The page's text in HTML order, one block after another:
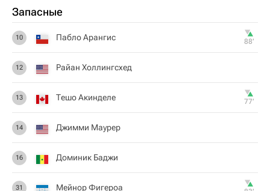
Запасные
10 Пабло Арангис 88‎’‎
12 Райан Холлингсхед
13 Тешо Акинделе 77‎’‎
14 Джимми Маурер
16 Доминик Баджи
31 Мейнор Фигероа